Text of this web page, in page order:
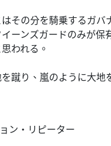
その分を騎乗するガ
ーンズガードのみが
われる。
蹴り、嵐のように大
ン・リピーター